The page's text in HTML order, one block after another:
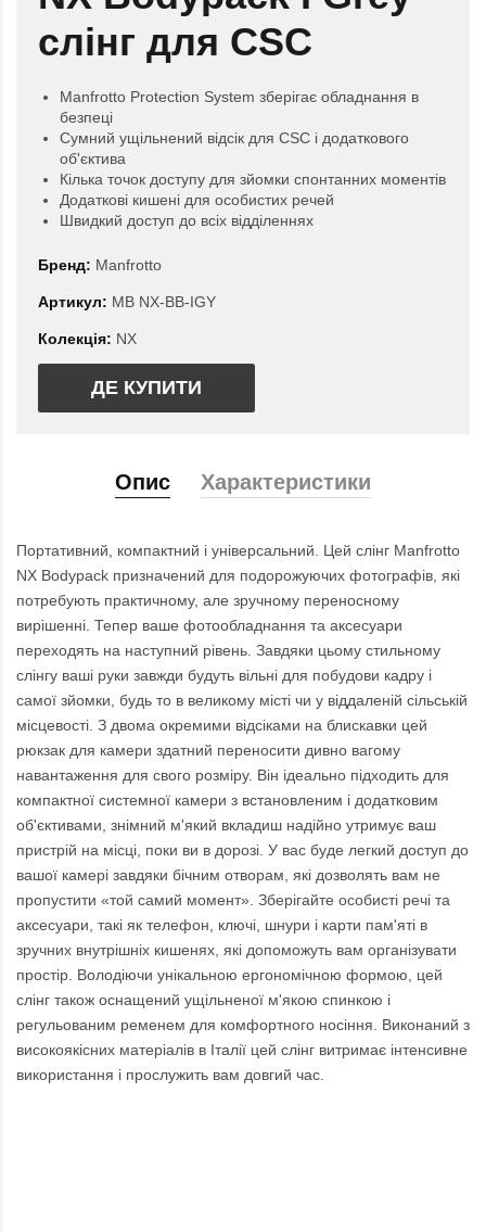
слінг для CSC
Manfrotto Protection System зберігає обладнання в
безпеці
Сумний ущільнений відсік для CSC і додаткового
об'єктива
Кілька точок доступу для зйомки спонтанних моментів
Додаткові кишені для особистих речей
Швидкий доступ до всіх відділеннях
Бренд: Manfrotto
Артикул: MB NX-BB-IGY
Колекція: NX
ДЕ КУПИТИ
Опис Характеристики
Портативний, компактний і універсальний. Цей слінг Manfrotto
NX Bodypack призначений для подорожуючих фотографів, які
потребують практичному, але зручному переносному
вирішенні. Тепер ваше фотообладнання та аксесуари
переходять на наступний рівень. Завдяки цьому стильному
слінгу ваші руки завжди будуть вільні для побудови кадру і
самої зйомки, будь то в великому місті чи у віддаленій сільській
місцевості. З двома окремими відсіками на блискавки цей
рюкзак для камери здатний переносити дивно вагому
навантаження для свого розміру. Він ідеально підходить для
компактної системної камери з встановленим і додатковим
об'єктивами, знімний м'який вкладиш надійно утримує ваш
пристрій на місці, поки ви в дорозі. У вас буде легкий доступ до
вашої камері завдяки бічним отворам, які дозволять вам не
пропустити «той самий момент». Зберігайте особисті речі та
аксесуари, такі як телефон, ключі, шнури і карти пам'яті в
зручних внутрішніх кишенях, які допоможуть вам організувати
простір. Володіючи унікальною ергономічною формою, цей
слінг також оснащений ущільненої м'якою спинкою і
регульованим ременем для комфортного носіння. Виконаний з
високоякісних матеріалів в Італії цей слінг витримає інтенсивне
використання і прослужить вам довгий час.